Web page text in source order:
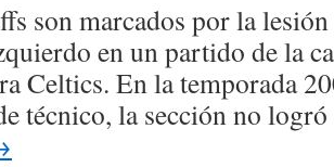
son marcados por la
en un partido de la
Celtics. En la temporada
técnico, la sección no